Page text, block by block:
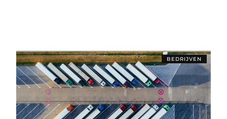
BEDRIJVEN